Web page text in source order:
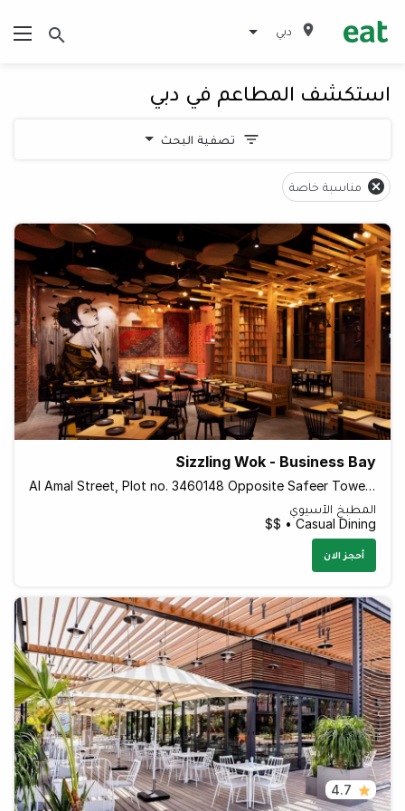
دبي
استكشف المطاعم في دبي
تصفية البحث
مناسبة خاصة
Sizzling Wok - Business Bay
Al Amal Street, Plot no. 3460148 Opposite Safeer Tower 2 Behind Empower - Dubai - United Arab Emirates
المطبخ الآسيوي
Casual Dining • $$
أحجز الان
4.7